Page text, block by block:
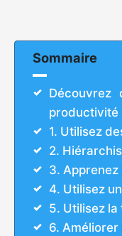
Sommaire
Découvrez
productivité
1. Utilisez
2.
3. Apprenez
4. Utilisez
5. Utilisez
6. Améliorer